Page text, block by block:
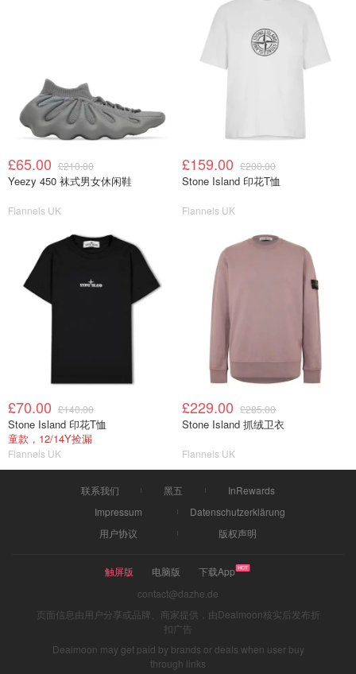
£65.00 £210.00
Yeezy 450 袜式男女休闲鞋
Flannels UK
£159.00 £200.00
Stone Island 印花T恤
Flannels UK
£70.00 £140.00
Stone Island 印花T恤
童款，12/14Y捡漏
Flannels UK
£229.00 £285.00
Stone Island 抓绒卫衣
Flannels UK
联系我们 黑五
InRewards
Impressum
Datenschutzerklärung
用户协议
版权声明
触屏版 电脑版
下载App
contact@dazhe.de
页面信息由用户分享或品牌、商家提供，由Dealmoon核实后发布折
扣广告
Dealmoon may get paid by brands or deals when user buy
through links